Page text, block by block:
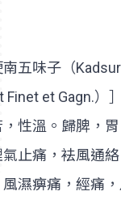
五味子（
et Gagn.）］
性溫。歸脾，胃
止痛，袪風通
濕痹痛，經痛